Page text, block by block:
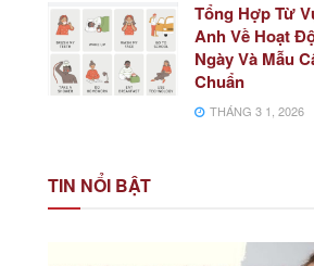
Tổng Hợp Từ
Anh Về Hoạt
Ngày Và Mẫu
Chuẩn
THÁNG 3 1, 2026
TIN NỔI BẬT